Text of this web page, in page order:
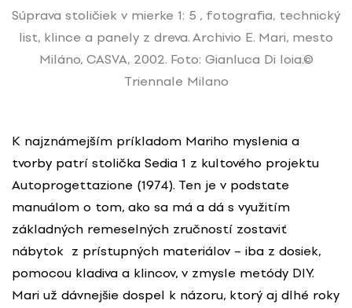
Súprava stoličiek v mierke 1: 5 , fotografia, technický
list, klince a panely z dreva. Archivio E. Mari, mesto
Miláno, CASVA, 2002. Foto: Gianluca Di Ioia.©
Triennale Milano
K najznámejším príkladom Mariho myslenia a
tvorby patrí stolička Sedia 1 z kultového projektu
Autoprogettazione (1974). Ten je v podstate
manuálom o tom, ako sa má a dá s využitím
základných remeselných zručností zostaviť
nábytok z prístupných materiálov – iba z dosiek,
pomocou kladiva a klincov, v zmysle metódy DIY.
Mari už dávnejšie dospel k názoru, ktorý aj dlhé roky